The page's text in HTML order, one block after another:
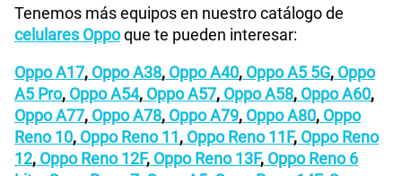
Tenemos más equipos en nuestro catálogo de
celulares Oppoque te pueden interesar:
Oppo A17, Oppo A38, Oppo A40, Oppo A5 5G, Oppo
A5 Pro, Oppo A54, Oppo A57, Oppo A58, Oppo A60,
Oppo A77, Oppo A78, Oppo A79, Oppo A80, Oppo
Reno 10, Oppo Reno 11, Oppo Reno 11F, Oppo Reno
12, Oppo Reno 12F, Oppo Reno 13F, Oppo Reno 6